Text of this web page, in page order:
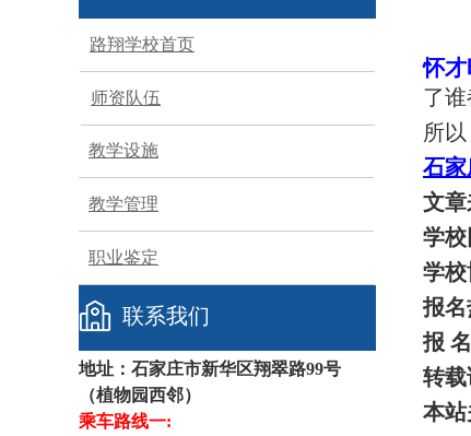
怀
了
所
石
文章
学校
学校
报名
报
转载
本站
联系我们
地址：石家庄市新华区翔翠路99号
（植物园西邻）
乘车路线一:
路翔学校首页
师资队伍
教学管理
教学设施
职业鉴定